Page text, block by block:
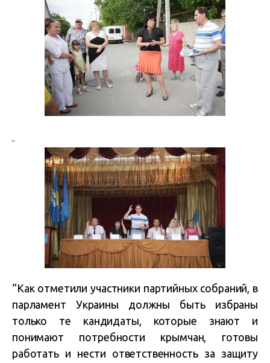
“Как отметили участники партийных собраний, в
парламент Украины должны быть избраны
только те кандидаты, которые знают и
понимают потребности крымчан, готовы
работать и нести ответственность за защиту